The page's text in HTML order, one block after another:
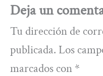
Deja un
Tu dirección de
publicada. Los
marcados con *